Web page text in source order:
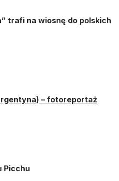
trafi na wiosnę do polskich
– fotoreportaż
Picchu